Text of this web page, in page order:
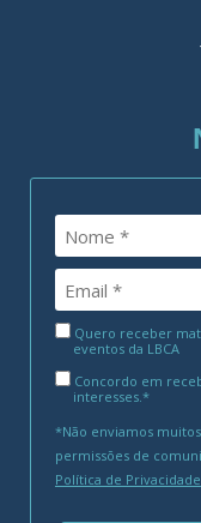
Quero receber
eventos da LBCA
Concordo em
interesses.*
*Não enviamos
permissões de
Política de Privacidade